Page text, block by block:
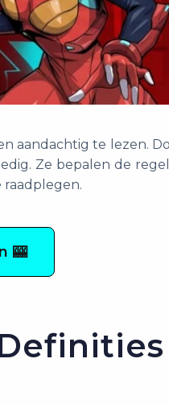
aandachtig te lezen.
Ze bepalen de
raadplegen.
🎰